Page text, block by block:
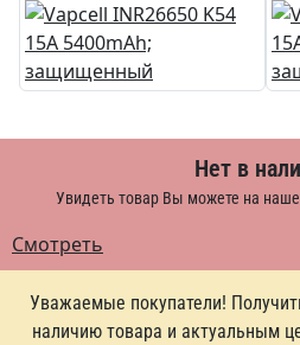
Нет в
Увидеть товар Вы можете на
Смотреть
Уважаемые покупатели!
наличию товара и актуальным